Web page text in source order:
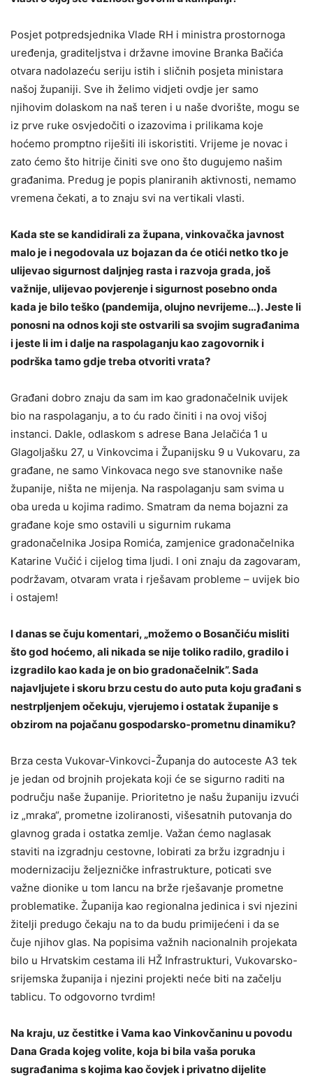
Posjet potpredsjednika Vlade RH i ministra prostornoga
uređenja, graditeljstva i državne imovine Branka Bačića
otvara nadolazeću seriju istih i sličnih posjeta ministara
našoj županiji. Sve ih želimo vidjeti ovdje jer samo
njihovim dolaskom na naš teren i u naše dvorište, mogu se
iz prve ruke osvjedočiti o izazovima i prilikama koje
hoćemo promptno riješiti ili iskoristiti. Vrijeme je novac i
zato ćemo što hitrije činiti sve ono što dugujemo našim
građanima. Predug je popis planiranih aktivnosti, nemamo
vremena čekati, a to znaju svi na vertikali vlasti.
Kada ste se kandidirali za župana, vinkovačka javnost
malo je i negodovala uz bojazan da će otići netko tko je
ulijevao sigurnost daljnjeg rasta i razvoja grada, još
važnije, ulijevao povjerenje i sigurnost posebno onda
kada je bilo teško (pandemija, olujno nevrijeme…). Jeste li
ponosni na odnos koji ste ostvarili sa svojim sugrađanima
i jeste li im i dalje na raspolaganju kao zagovornik i
podrška tamo gdje treba otvoriti vrata?
Građani dobro znaju da sam im kao gradonačelnik uvijek
bio na raspolaganju, a to ću rado činiti i na ovoj višoj
instanci. Dakle, odlaskom s adrese Bana Jelačića 1 u
Glagoljašku 27, u Vinkovcima i Županijsku 9 u Vukovaru, za
građane, ne samo Vinkovaca nego sve stanovnike naše
županije, ništa ne mijenja. Na raspolaganju sam svima u
oba ureda u kojima radimo. Smatram da nema bojazni za
građane koje smo ostavili u sigurnim rukama
gradonačelnika Josipa Romića, zamjenice gradonačelnika
Katarine Vučić i cijelog tima ljudi. I oni znaju da zagovaram,
podržavam, otvaram vrata i rješavam probleme – uvijek bio
i ostajem!
I danas se čuju komentari, „možemo o Bosančiću misliti
što god hoćemo, ali nikada se nije toliko radilo, gradilo i
izgradilo kao kada je on bio gradonačelnik”. Sada
najavljujete i skoru brzu cestu do auto puta koju građani s
nestrpljenjem očekuju, vjerujemo i ostatak županije s
obzirom na pojačanu gospodarsko-prometnu dinamiku?
Brza cesta Vukovar-Vinkovci-Županja do autoceste A3 tek
je jedan od brojnih projekata koji će se sigurno raditi na
području naše županije. Prioritetno je našu županiju izvući
iz „mraka“, prometne izoliranosti, višesatnih putovanja do
glavnog grada i ostatka zemlje. Važan ćemo naglasak
staviti na izgradnju cestovne, lobirati za bržu izgradnju i
modernizaciju željezničke infrastrukture, poticati sve
važne dionike u tom lancu na brže rješavanje prometne
problematike. Županija kao regionalna jedinica i svi njezini
žitelji predugo čekaju na to da budu primijećeni i da se
čuje njihov glas. Na popisima važnih nacionalnih projekata
bilo u Hrvatskim cestama ili HŽ Infrastrukturi, Vukovarsko-
srijemska županija i njezini projekti neće biti na začelju
tablicu. To odgovorno tvrdim!
Na kraju, uz čestitke i Vama kao Vinkovčaninu u povodu
Dana Grada kojeg volite, koja bi bila vaša poruka
sugrađanima s kojima kao čovjek i privatno dijelite